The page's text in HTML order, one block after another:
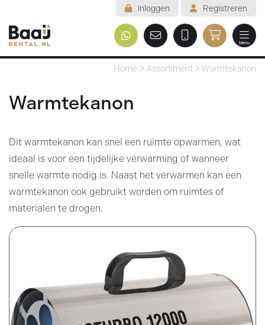
Welkom
Voorwaarden
Contact
Prijsweergave
Inloggen Registreren
Menu
Home Assortiment Warmtekanon
Warmtekanon
Dit warmtekanon kan snel een ruimte opwarmen, wat
ideaal is voor een tijdelijke verwarming of wanneer
snelle warmte nodig is. Naast het verwarmen kan een
warmtekanon ook gebruikt worden om ruimtes of
materialen te drogen.